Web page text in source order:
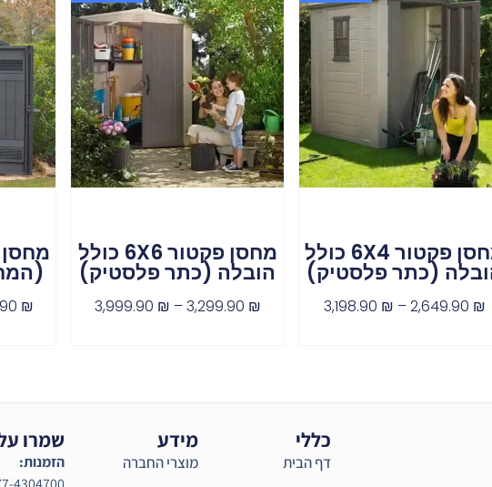
מחסן פקטור 6X4 כולל
(כתר פלסטיק)
2,649.90 ₪
–
3,198.90 ₪
מחסן פקטור 6X6 כולל
הובלה (כתר פלסטיק)
3,299.90 ₪
–
3,999.90 ₪
₪
כללי
דף הבית
מידע
מוצרי החברה
שמרו
הזמנות: